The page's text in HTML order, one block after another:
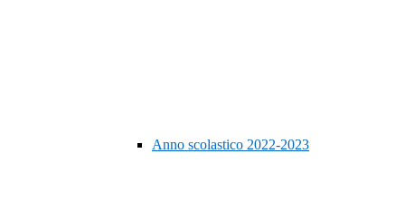
Anno scolastico 2022-2023